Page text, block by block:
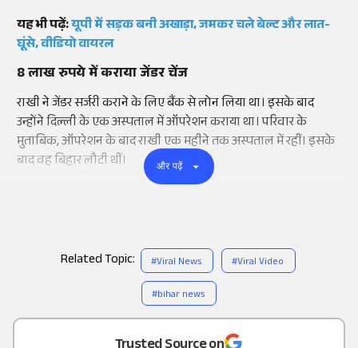
Add
as a
यह भी पढ़ें:यूपी में सड़क बनी अखाड़ा, जमकर चले बेल्ट और लात-
घूंसे, वीडियो वायरल
8 लाख रुपये में कराया जेंडर चेंज
राखी ने जेंडर सर्जरी कराने के लिए बैंक से लोन लिया था। इसके बाद
उन्होंने दिल्ली के एक अस्पताल में ऑपरेशन कराया था। परिवार के
मुताबिक, ऑपरेशन के बाद राखी एक महीने तक अस्पताल में रहीं। इसके
बाद वह बिहार लौटी थीं।
और पढ़ें
Related Topic: #Viral News #Viral Video
#bihar news